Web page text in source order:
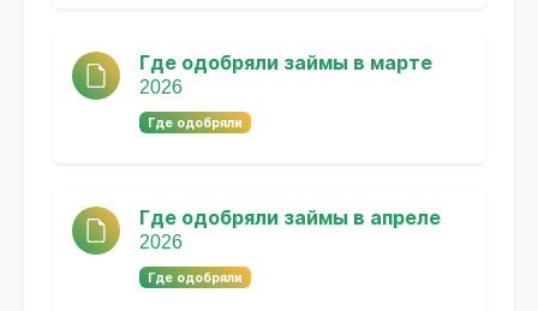
Где одобряли займы в марте
2026
Где одобряли
Где одобряли займы в апреле
2026
Где одобряли